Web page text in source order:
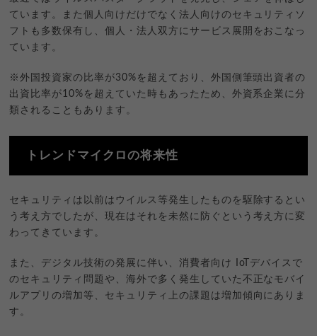
ています。また個人向けだけでなく法人向けのセキュリティソ
フトも多数保有し、個人・法人双方にサービス展開をおこなっ
ています。
※外国投資家の比率が30%を超えており、外国側筆頭出資者の
出資比率が10%を超えていた時もあったため、外資系企業に分
類されることもあります。
トレンドマイクロの将来性
セキュリティは以前はウイルス等発生したものを駆除するとい
う考え方でしたが、現在はそれを未然に防ぐという考え方に変
わってきています。
また、デジタル技術の発展に伴い、消費者向け IoTデバイスで
のセキュリティ問題や、海外で多く発生していた不正なモバイ
ルアプリの増加等、セキュリティ上の課題は増加傾向にありま
す。